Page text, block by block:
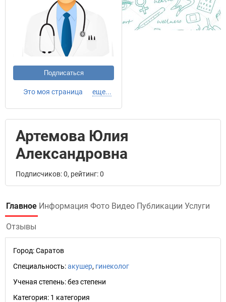
Подписаться
Это моя страница еще...
Артемова Юлия
Александровна
Подписчиков: 0, рейтинг: 0
Главное Информация Фото Видео Публикации Услуги
Отзывы
Город:Саратов
Специальность:акушер, гинеколог
Ученая степень:без степени
Категория: 1 категория